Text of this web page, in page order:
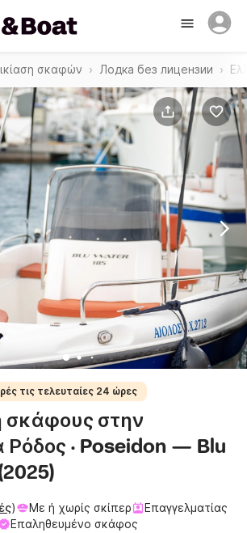
σκαφών Лодка без лицензии
τις τελευταίες 24 ώρες
σκάφους στην
Ρόδος · Poseidon — Blu
) Με ή χωρίς σκίπερ
Επαγγελματίας
Επαληθευμένο σκάφος